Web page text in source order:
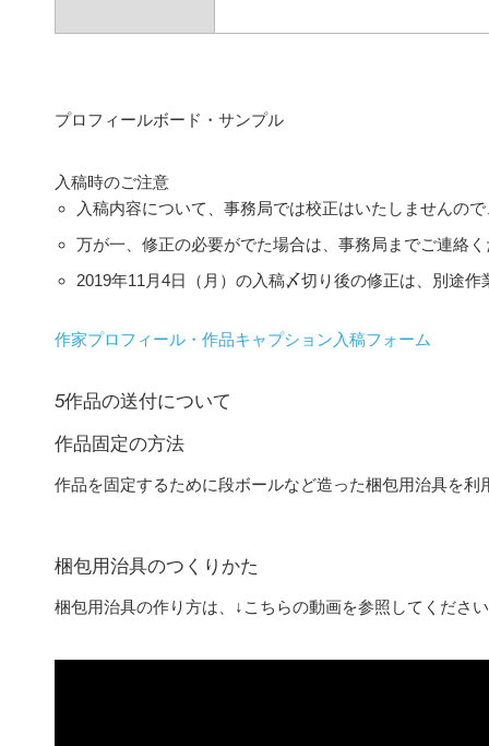
プロフィールボード・サンプル
入稿時のご注意
入稿内容について、事務局では校正はいたしませんの
万が一、修正の必要がでた場合は、事務局までご連絡
2019年11月4日（月）の入稿〆切り後の修正は、別途
作家プロフィール・作品キャプション入稿フォーム
5作品の送付について
作品固定の方法
作品を固定するために段ボールなど造った梱包用治具を利
梱包用治具のつくりかた
梱包用治具の作り方は、↓こちらの動画を参照してくださ